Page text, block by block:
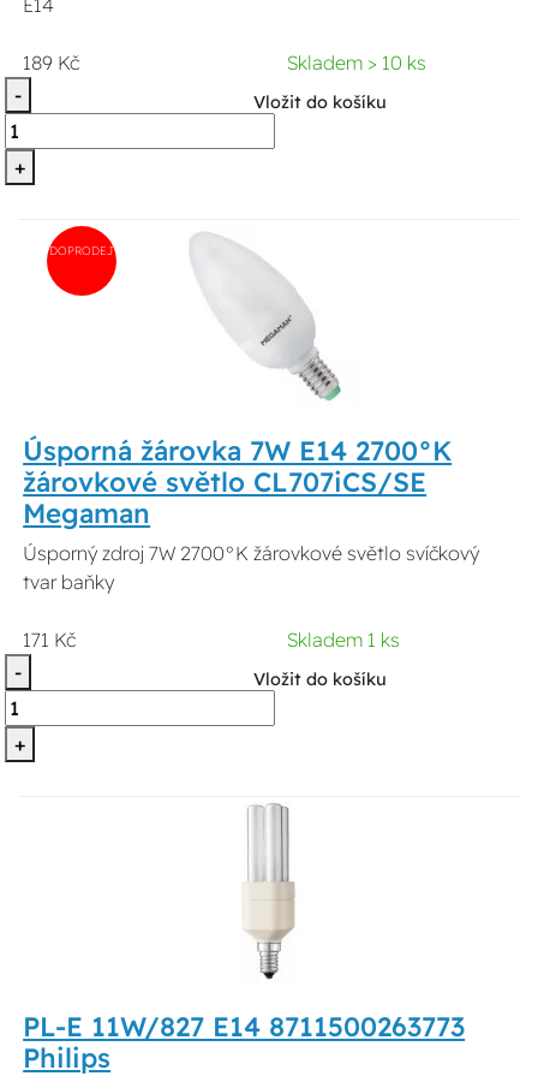
E14
189 Kč
Skladem > 10 ks
-
+
Vložit do košíku
DOPRODEJ
Úsporná žárovka 7W E14 2700°K
žárovkové světlo CL707iCS/SE
Megaman
Úsporný zdroj 7W 2700°K žárovkové světlo svíčkový
tvar baňky
171 Kč
Skladem 1 ks
-
+
Vložit do košíku
PL-E 11W/827 E14 8711500263773
Philips